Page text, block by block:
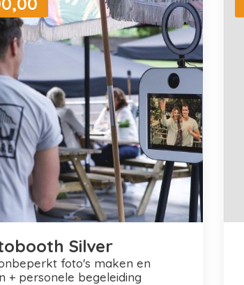
Silver
+ personele begeleiding